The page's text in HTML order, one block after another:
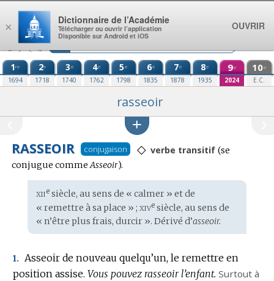
Aller au contenu
1re
1694
2e
1718
3e
1740
4e
1762
5e
1798
6e
1835
7e
1878
8e
1935
9e
2024
10e
E.C.
rasseoir
RASSEOIR conjugaison ◇ verbe transitif Conjugaison
(se
conjugue commeAsseoir).
Étymologie
:
xiiesiècle, au sens de « calmer » et de
« remettre à sa place » ; xivesiècle, au sens de
« n’être plus frais, durcir ». Dérivé d’asseoir.
1.
Asseoir de nouveau quelqu’un, le remettre en
position assise. Vous pouvez rasseoir l’enfant. Surtout à
×
Dictionnaire de l’Académie
Télécharger ou ouvrir l’application
Disponible sur Android et iOS
OUVRIR